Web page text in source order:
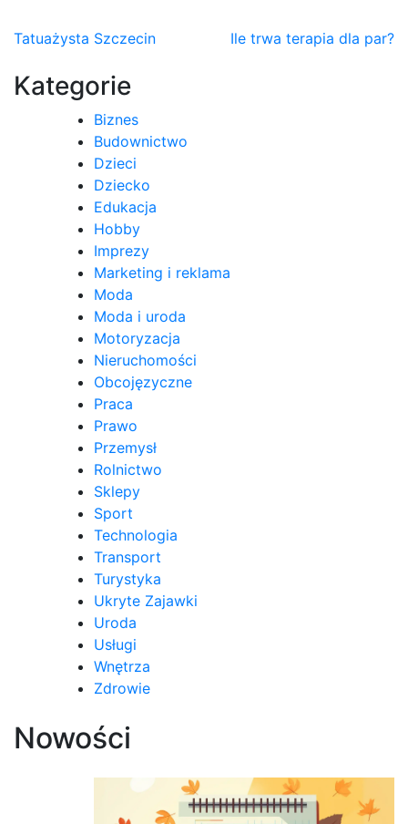
Nawigacja
wpisu
Tatuażysta Szczecin Ile trwa terapia dla par?
Kategorie
Biznes
Budownictwo
Dzieci
Dziecko
Edukacja
Hobby
Imprezy
Marketing i reklama
Moda
Moda i uroda
Motoryzacja
Nieruchomości
Obcojęzyczne
Praca
Prawo
Przemysł
Rolnictwo
Sklepy
Sport
Technologia
Transport
Turystyka
Ukryte Zajawki
Uroda
Usługi
Wnętrza
Zdrowie
Nowości